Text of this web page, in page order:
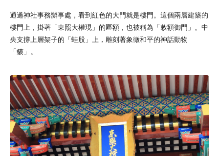
通過神社事務辦事處，看到紅色的大門就是樓門。這個兩層建築的
樓門上，掛著「東照大權現」的匾額，也被稱為「敕額御門」。中
央支撐上層架子的「蛙股」上，雕刻著象徵和平的神話動物
「貘」。